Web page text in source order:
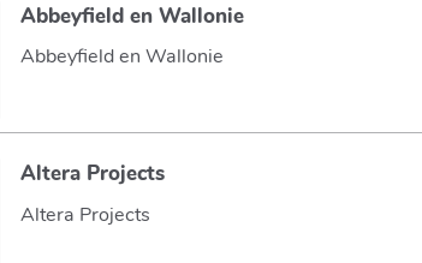
Abbeyfield en Wallonie
Abbeyfield en Wallonie
Altera Projects
Altera Projects